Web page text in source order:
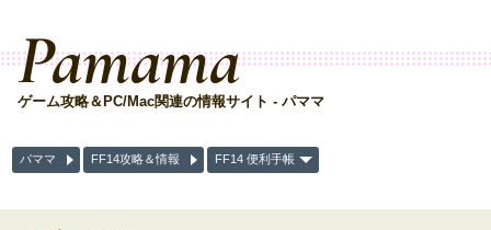
Pamama
ゲーム攻略＆PC/Mac関連の情報サイト - パママ
パママ FF14攻略＆情報 FF14 便利手帳